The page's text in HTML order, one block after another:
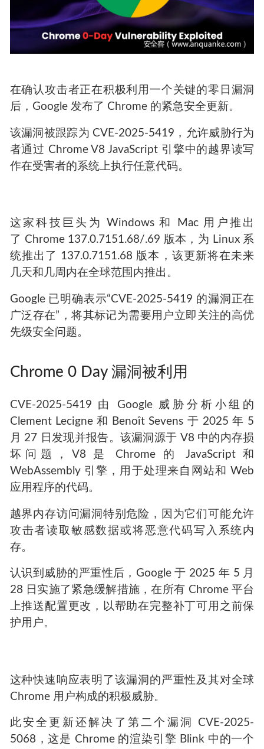
在确认攻击者正在积极利用一个关键的零日漏洞
后，Google 发布了 Chrome 的紧急安全更新。
该漏洞被跟踪为 CVE-2025-5419，允许威胁行为
者通过 Chrome V8 JavaScript 引擎中的越界读写
作在受害者的系统上执行任意代码。
这家科技巨头为 Windows 和 Mac 用户推出
了 Chrome 137.0.7151.68/.69 版本，为 Linux 系
统推出了 137.0.7151.68 版本，该更新将在未来
几天和几周内在全球范围内推出。
Google 已明确表示“CVE-2025-5419 的漏洞正在
广泛存在”，将其标记为需要用户立即关注的高优
先级安全问题。
Chrome 0 Day 漏洞被利用
CVE-2025-5419 由 Google 威胁分析小组的
Clement Lecigne 和 Benoît Sevens 于 2025 年 5
月 27 日发现并报告。该漏洞源于 V8 中的内存损
坏问题，V8 是 Chrome 的 JavaScript 和
WebAssembly 引擎，用于处理来自网站和 Web
应用程序的代码。
越界内存访问漏洞特别危险，因为它们可能允许
攻击者读取敏感数据或将恶意代码写入系统内
存。
认识到威胁的严重性后，Google 于 2025 年 5 月
28 日实施了紧急缓解措施，在所有 Chrome 平台
上推送配置更改，以帮助在完整补丁可用之前保
护用户。
这种快速响应表明了该漏洞的严重性及其对全球
Chrome 用户构成的积极威胁。
此安全更新还解决了第二个漏洞 CVE-2025-
5068，这是 Chrome 的渲染引擎 Blink 中的一个